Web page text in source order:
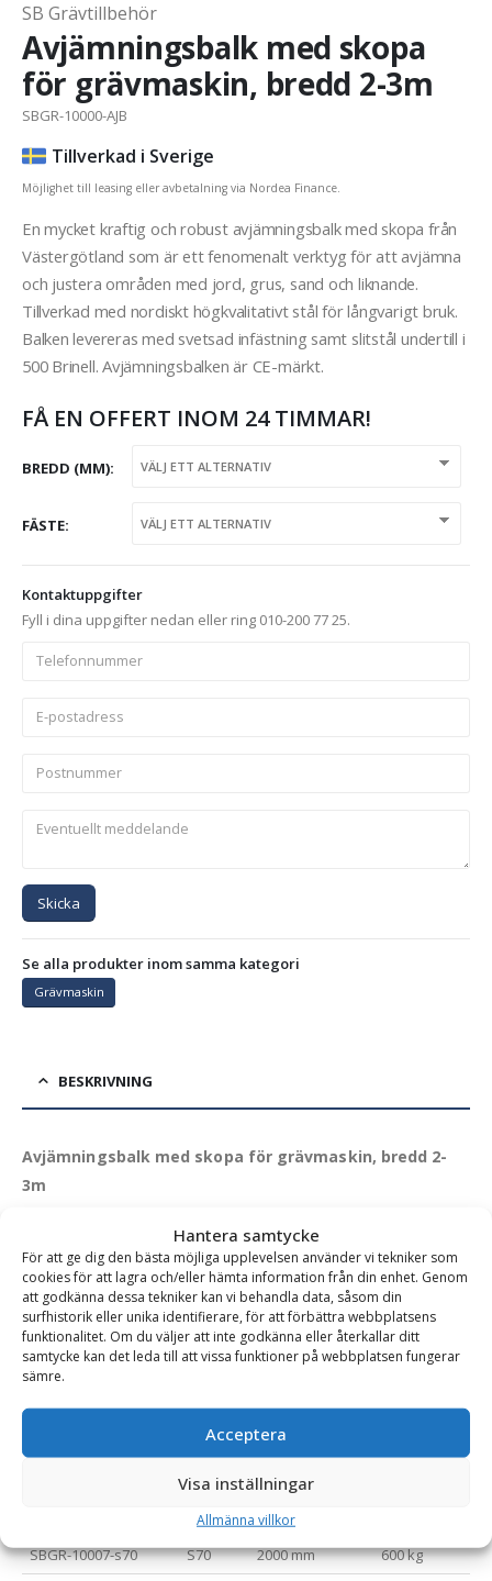
Hantera samtycke
För att ge dig den bästa möjliga upplevelsen använder vi tekniker som
cookies för att lagra och/eller hämta information från din enhet. Genom
att godkänna dessa tekniker kan vi behandla data, såsom din
surfhistorik eller unika identifierare, för att förbättra webbplatsens
funktionalitet. Om du väljer att inte godkänna eller återkallar ditt
samtycke kan det leda till att vissa funktioner på webbplatsen fungerar
sämre.
Acceptera
Visa inställningar
Allmänna villkor
SB Grävtillbehör
Avjämningsbalk med skopa
för grävmaskin, bredd 2-3m
SBGR-10000-AJB
Tillverkad i Sverige
Möjlighet till leasing eller avbetalning via Nordea Finance.
En mycket kraftig och robust avjämningsbalk med skopa från
Västergötland som är ett fenomenalt verktyg för att avjämna
och justera områden med jord, grus, sand och liknande.
Tillverkad med nordiskt högkvalitativt stål för långvarigt bruk.
Balken levereras med svetsad infästning samt slitstål undertill i
500 Brinell. Avjämningsbalken är CE-märkt.
FÅ EN OFFERT INOM 24 TIMMAR!
BREDD (MM)
FÄSTE
Kontaktuppgifter
Fyll i dina uppgifter nedan eller ring 010-200 77 25.
Skicka
Se alla produkter inom samma kategori
Grävmaskin
BESKRIVNING
Avjämningsbalk med skopa för grävmaskin, bredd 2-
3m
Västergötland som är ett fenomenalt verktyg för att avjämna
och justera områden med jord, grus, sand och liknande.
Tillverkad med nordiskt högkvalitativt stål för långvarigt bruk.
Balken levereras med svetsad infästning samt slitstål undertill
Fäste Bredd (mm)
SBGR-10007-s70
S70 2000 mm
600 kg